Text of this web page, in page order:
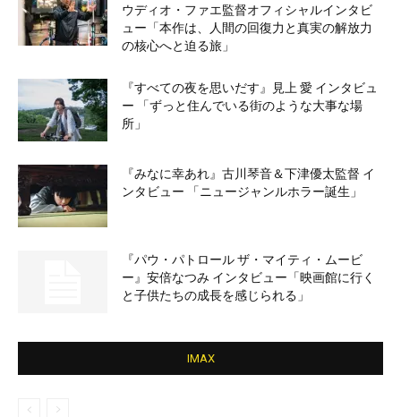
ウディオ・ファエ監督オフィシャルインタビ
ュー「本作は、人間の回復力と真実の解放力
の核心へと迫る旅」
『すべての夜を思いだす』見上 愛 インタビュ
ー 「ずっと住んでいる街のような大事な場
所」
『みなに幸あれ』古川琴音＆下津優太監督 イ
ンタビュー 「ニュージャンルホラー誕生」
『パウ・パトロール ザ・マイティ・ムービ
ー』安倍なつみ インタビュー「映画館に行く
と子供たちの成長を感じられる」
IMAX